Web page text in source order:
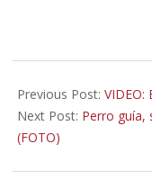
07-
18
Previous Post:
Next Post: Perro guía,
(FOTO)